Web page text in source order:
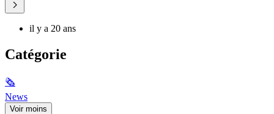
il y a 20 ans
Catégorie
🗞
News
Voir moins